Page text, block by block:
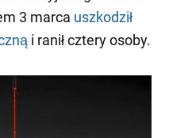
3 marca uszkodził
i ranił cztery osoby.